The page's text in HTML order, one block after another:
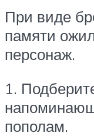
При виде
памяти
персонаж.
1.
пополам.